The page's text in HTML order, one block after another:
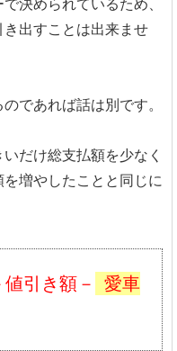
決められているため、
出すことは出来ませ
であれば話は別です。
だけ総支払額を少なく
増やしたことと同じに
引き額－
愛車